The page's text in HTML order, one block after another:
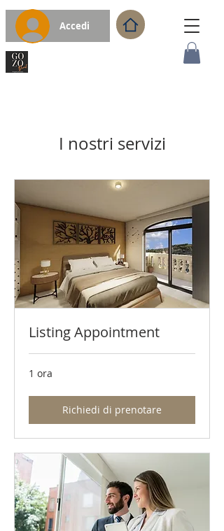
Accedi
I nostri servizi
Listing Appointment
1 ora
Richiedi di prenotare